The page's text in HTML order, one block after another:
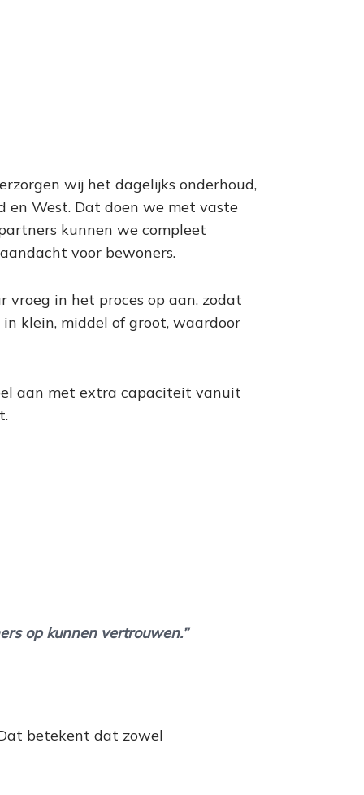
wij het dagelijks onderhoud,
en West. Dat doen we met vaste
kunnen we compleet
voor bewoners.
vroeg in het proces op aan, zodat
klein, middel of groot, waardoor
aan met extra capaciteit vanuit
op kunnen vertrouwen.”
betekent dat zowel